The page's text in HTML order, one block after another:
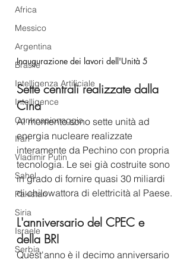
Africa
Messico
Argentina
Brasile
Intelligenza Artificiale
Intelligence
Controspionaggio
Iran
Vladimir Putin
Sahel
Pakistan
Siria
Israele
Serbia
Inaugurazione dei lavori dell'Unità 5
Sette centrali realizzate dalla
Cina
Al momento sono sette unità ad
energia nucleare realizzate
interamente da Pechino con propria
tecnologia. Le sei già costruite sono
in grado di fornire quasi 30 miliardi
di chilowattora di elettricità al Paese.
L'anniversario del CPEC e
della BRI
Quest'anno è il decimo anniversario